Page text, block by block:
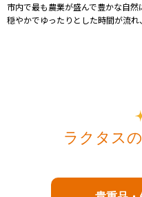
市内で最も農業が盛んで豊かな自然
穏やかでゆったりとした時間が流れ
ラクタス